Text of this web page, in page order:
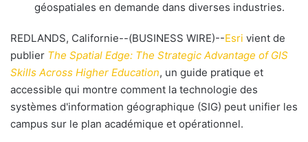
géospatiales en demande dans diverses industries.
REDLANDS, Californie--(BUSINESS WIRE)--Esri vient de
publier The Spatial Edge: The Strategic Advantage of GIS
Skills Across Higher Education, un guide pratique et
accessible qui montre comment la technologie des
systèmes d'information géographique (SIG) peut unifier les
campus sur le plan académique et opérationnel.